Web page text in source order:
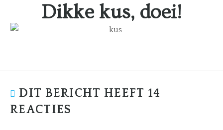
Dikke kus, doei!
DIT BERICHT HEEFT 14
REACTIES